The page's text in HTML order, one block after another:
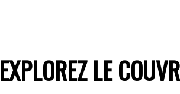
EXPLOREZ LE